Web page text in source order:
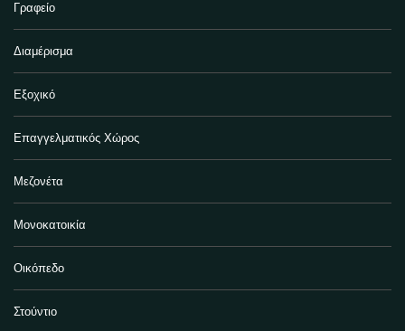
Γραφείο
Διαμέρισμα
Εξοχικό
Επαγγελματικός Χώρος
Μεζονέτα
Μονοκατοικία
Οικόπεδο
Στούντιο